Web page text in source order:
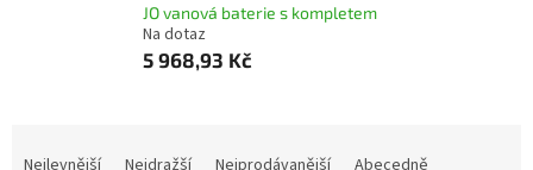
JO vanová baterie s kompletem
Na dotaz
5 968,93 Kč